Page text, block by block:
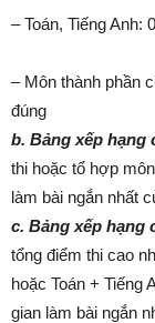
– Toán, Tiếng Anh:
– Môn thành phần
đúng
b. Bảng xếp hạng
thi hoặc tổ hợp
làm bài ngắn nhất
c. Bảng xếp hạng
tổng điểm thi cao
hoặc Toán + Tiếng
gian làm bài ngắn